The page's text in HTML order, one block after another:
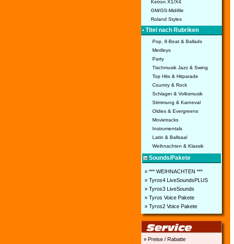
Ketron X1/X4
GM/GS-Midifile
Roland Styles
• Titel nach Rubriken
Pop, 8-Beat & Ballads
Medleys
Party
Tischmusik Jazz & Swing
Top Hits & Hitparade
Country & Rock
Schlager & Volksmusik
Stimmung & Karneval
Oldies & Evergreens
Movietracks
Instrumentals
Latin & Ballsaal
Weihnachten & Klassik
Sounds/Pakete
» *** WEIHNACHTEN ***
» Tyros4 LiveSoundsPLUS
» Tyros3 LiveSounds
» Tyros Voice Pakete
» Tyros2 Voice Pakete
» Preise / Rabatte